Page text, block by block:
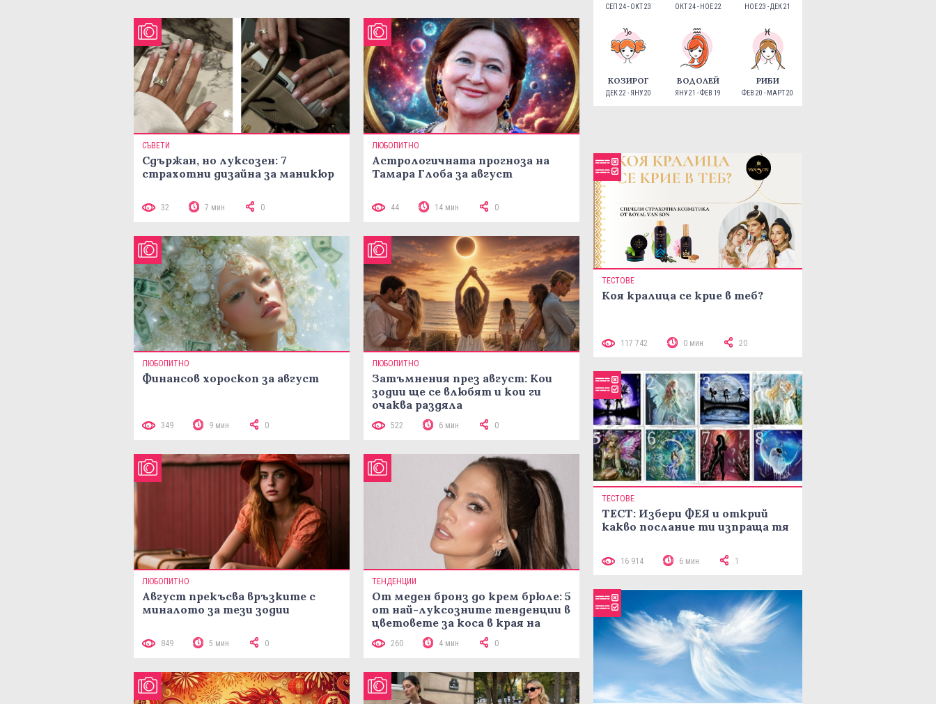
СЪВЕТИ
Сдържан, но луксозен: 7
страхотни дизайна за маникюр
32 7 мин 0
ЛЮБОПИТНО
Астрологичната прогноза на
Тамара Глоба за август
44 14 мин 0
ЛЮБОПИТНО
Финансов хороскоп за август
349 9 мин 0
ЛЮБОПИТНО
Затъмнения през август: Кои
зодии ще се влюбят и кои ги
очаква раздяла
522 6 мин 0
ЛЮБОПИТНО
Август прекъсва връзките с
миналото за тези зодии
849 5 мин 0
ТЕНДЕНЦИИ
От меден бронз до крем брюле: 5
от най-луксозните тенденции в
цветовете за коса в края на
260 4 мин 0
СЕП 24 - ОКТ 23 ОКТ 24 - НОЕ 22 НОЕ 23 - ДЕК 21
КОЗИРОГ
ДЕК 22 - ЯНУ 20
ВОДОЛЕЙ
ЯНУ 21 - ФЕВ 19
РИБИ
ФЕВ 20 - МАРТ 20
ТЕСТОВЕ
Коя кралица се крие в теб?
117 742 0 мин 20
ТЕСТОВЕ
ТЕСТ: Избери ФЕЯ и открий
какво послание ти изпраща тя
16 914 6 мин 1